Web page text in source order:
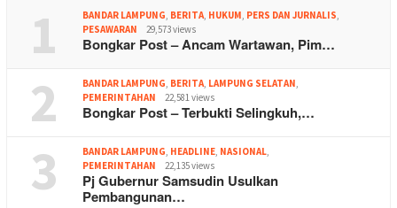
1 BANDAR LAMPUNG, BERITA, HUKUM, PERS DAN JURNALIS,
PESAWARAN
29,573 views
Bongkar Post – Ancam Wartawan, Pim…
2 BANDAR LAMPUNG, BERITA, LAMPUNG SELATAN,
PEMERINTAHAN
22,581 views
Bongkar Post – Terbukti Selingkuh,…
3 BANDAR LAMPUNG, HEADLINE, NASIONAL,
PEMERINTAHAN
22,135 views
Pj Gubernur Samsudin Usulkan
Pembangunan…